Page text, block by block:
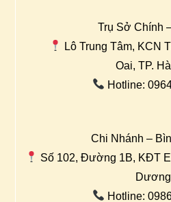
Trụ Sở Chính
Lô Trung Tâm, KCN
Oai, TP.
Hotline:
Chi Nhánh –
Số 102, Đường 1B, KĐT
Dương
Hotline: